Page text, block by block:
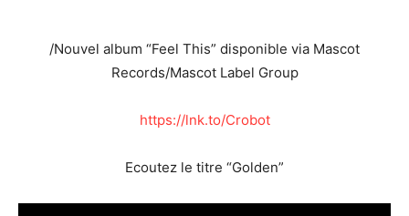
/Nouvel album “Feel This” disponible via Mascot
Records/Mascot Label Group
https://lnk.to/Crobot
Ecoutez le titre “Golden”